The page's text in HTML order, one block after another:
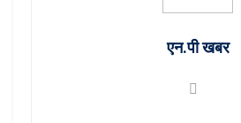
एन.पी खबर